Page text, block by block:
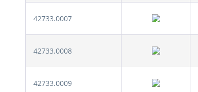
42733.0007
42733.0008
42733.0009